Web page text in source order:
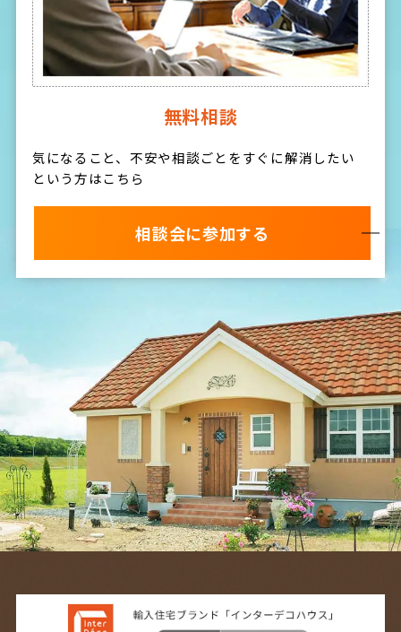
無料相談
気になること、不安や相談ごとをすぐに解消したい
という方はこちら
相談会に参加する